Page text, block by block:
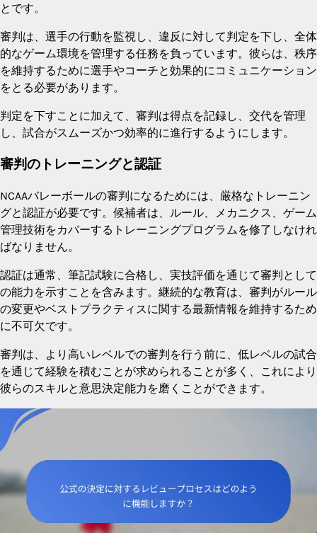
とです。
審判は、選手の行動を監視し、違反に対して判定を下し、全体
的なゲーム環境を管理する任務を負っています。彼らは、秩序
を維持するために選手やコーチと効果的にコミュニケーション
をとる必要があります。
判定を下すことに加えて、審判は得点を記録し、交代を管理
し、試合がスムーズかつ効率的に進行するようにします。
審判のトレーニングと認証
NCAAバレーボールの審判になるためには、厳格なトレーニン
グと認証が必要です。候補者は、ルール、メカニクス、ゲーム
管理技術をカバーするトレーニングプログラムを修了しなけれ
ばなりません。
認証は通常、筆記試験に合格し、実技評価を通じて審判として
の能力を示すことを含みます。継続的な教育は、審判がルール
の変更やベストプラクティスに関する最新情報を維持するため
に不可欠です。
審判は、より高いレベルでの審判を行う前に、低レベルの試合
を通じて経験を積むことが求められることが多く、これにより
彼らのスキルと意思決定能力を磨くことができます。